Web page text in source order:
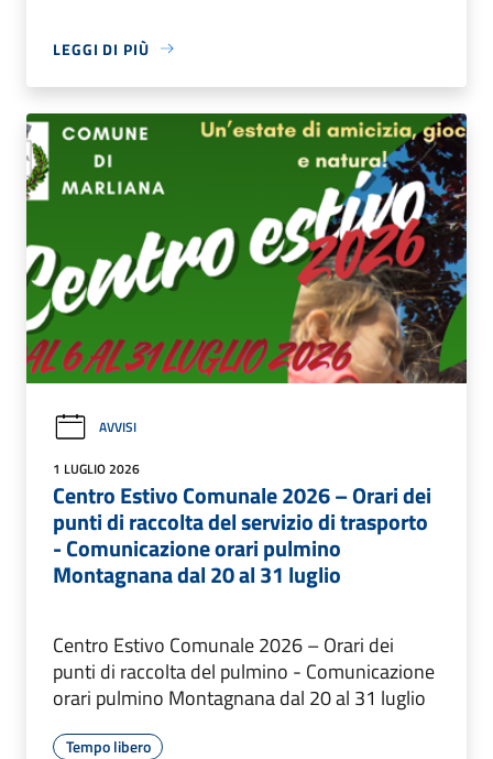
LEGGI DI PIÙ
AVVISI
1 LUGLIO 2026
Centro Estivo Comunale 2026 – Orari dei
punti di raccolta del servizio di trasporto
- Comunicazione orari pulmino
Montagnana dal 20 al 31 luglio
Centro Estivo Comunale 2026 – Orari dei
punti di raccolta del pulmino - Comunicazione
orari pulmino Montagnana dal 20 al 31 luglio
Tempo libero